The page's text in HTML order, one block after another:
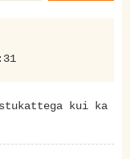
kui ka